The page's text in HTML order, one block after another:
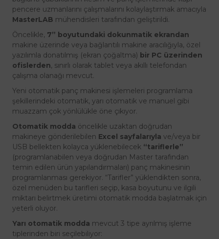
pencere uzmanlarını çalışmalarını kolaylaştırmak amacıyla
MasterLAB mühendisleri tarafından geliştirildi.
Öncelikle, 7” boyutundaki dokunmatik ekrandan
makine üzerinde veya bağlantılı makine aracılığıyla, özel
yazılımla donatılmış (ekran çoğaltma) bir PC üzerinden
ofislerden, sınırlı olarak tablet veya akıllı telefondan
çalışma olanağı mevcut.
Yeni otomatik panç makinesi işlemeleri programlama
şekillerindeki otomatik, yarı otomatik ve manuel gibi
muazzam çok yönlülükle öne çıkıyor.
Otomatik modda öncelikle uzaktan doğrudan
makineye gönderilebilen Excel sayfalarıyla ve/veya bir
USB bellekten kolayca yüklenebilecek “tariflerle”
(programlanabilen veya doğrudan Master tarafından
temin edilen ürün yapılandırmaları) panç makinesinin
programlanması gerekiyor. “Tarifler” yüklendikten sonra,
özel menüden bu tarifleri seçip, kasa boyutunu ve ilgili
miktarı belirtmek üretimi otomatik modda başlatmak için
yeterli oluyor.
Yarı otomatik modda mevcut 3 tipe ayrılmış işleme
tiplerinden biri seçilebiliyor: